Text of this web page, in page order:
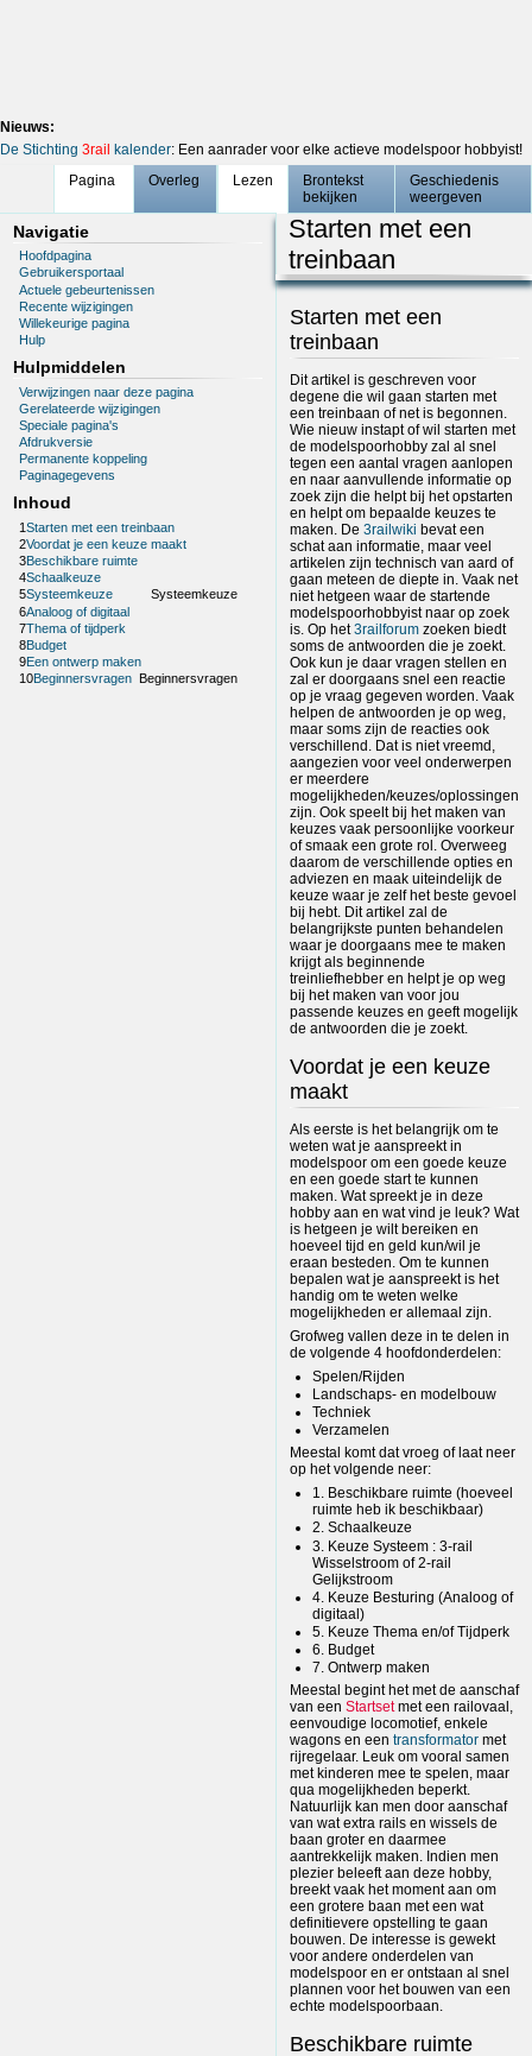
Nieuws:
De Stichting 3rail kalender: Een aanrader voor elke actieve modelspoor hobbyist!
Pagina
Overleg Lezen
Brontekst
bekijken
Geschiedenis
weergeven
Navigatie
Hoofdpagina
Gebruikersportaal
Actuele gebeurtenissen
Recente wijzigingen
Willekeurige pagina
Hulp
Hulpmiddelen
Verwijzingen naar deze pagina
Gerelateerde wijzigingen
Speciale pagina's
Afdrukversie
Permanente koppeling
Paginagegevens
Inhoud
1Starten met een treinbaan
2Voordat je een keuze maakt
3Beschikbare ruimte
4Schaalkeuze
5Systeemkeuze
Systeemkeuze
6Analoog of digitaal
7Thema of tijdperk
8Budget
9Een ontwerp maken
10Beginnersvragen Beginnersvragen
Starten met een
treinbaan
Starten met een
treinbaan
Dit artikel is geschreven voor
degene die wil gaan starten met
een treinbaan of net is begonnen.
Wie nieuw instapt of wil starten met
de modelspoorhobby zal al snel
tegen een aantal vragen aanlopen
en naar aanvullende informatie op
zoek zijn die helpt bij het opstarten
en helpt om bepaalde keuzes te
maken. De3railwiki bevat een
schat aan informatie, maar veel
artikelen zijn technisch van aard of
gaan meteen de diepte in. Vaak net
niet hetgeen waar de startende
modelspoorhobbyist naar op zoek
is. Op het3railforum zoeken biedt
soms de antwoorden die je zoekt.
Ook kun je daar vragen stellen en
zal er doorgaans snel een reactie
op je vraag gegeven worden. Vaak
helpen de antwoorden je op weg,
maar soms zijn de reacties ook
verschillend. Dat is niet vreemd,
aangezien voor veel onderwerpen
er meerdere
mogelijkheden/keuzes/oplossingen
zijn. Ook speelt bij het maken van
keuzes vaak persoonlijke voorkeur
of smaak een grote rol. Overweeg
daarom de verschillende opties en
adviezen en maak uiteindelijk de
keuze waar je zelf het beste gevoel
bij hebt. Dit artikel zal de
belangrijkste punten behandelen
waar je doorgaans mee te maken
krijgt als beginnende
treinliefhebber en helpt je op weg
bij het maken van voor jou
passende keuzes en geeft mogelijk
de antwoorden die je zoekt.
Voordat je een keuze
maakt
Als eerste is het belangrijk om te
weten wat je aanspreekt in
modelspoor om een goede keuze
en een goede start te kunnen
maken. Wat spreekt je in deze
hobby aan en wat vind je leuk? Wat
is hetgeen je wilt bereiken en
hoeveel tijd en geld kun/wil je
eraan besteden. Om te kunnen
bepalen wat je aanspreekt is het
handig om te weten welke
mogelijkheden er allemaal zijn.
Grofweg vallen deze in te delen in
de volgende 4 hoofdonderdelen:
Spelen/Rijden
Landschaps- en modelbouw
Techniek
Verzamelen
Meestal komt dat vroeg of laat neer
op het volgende neer:
1. Beschikbare ruimte (hoeveel
ruimte heb ik beschikbaar)
2. Schaalkeuze
3. Keuze Systeem : 3-rail
Wisselstroom of 2-rail
Gelijkstroom
4. Keuze Besturing (Analoog of
digitaal)
5. Keuze Thema en/of Tijdperk
6. Budget
7. Ontwerp maken
Meestal begint het met de aanschaf
van eenStartsetmet een railovaal,
eenvoudige locomotief, enkele
wagons en eentransformator met
rijregelaar. Leuk om vooral samen
met kinderen mee te spelen, maar
qua mogelijkheden beperkt.
Natuurlijk kan men door aanschaf
van wat extra rails en wissels de
baan groter en daarmee
aantrekkelijk maken. Indien men
plezier beleeft aan deze hobby,
breekt vaak het moment aan om
een grotere baan met een wat
definitievere opstelling te gaan
bouwen. De interesse is gewekt
voor andere onderdelen van
modelspoor en er ontstaan al snel
plannen voor het bouwen van een
echte modelspoorbaan.
Beschikbare ruimte